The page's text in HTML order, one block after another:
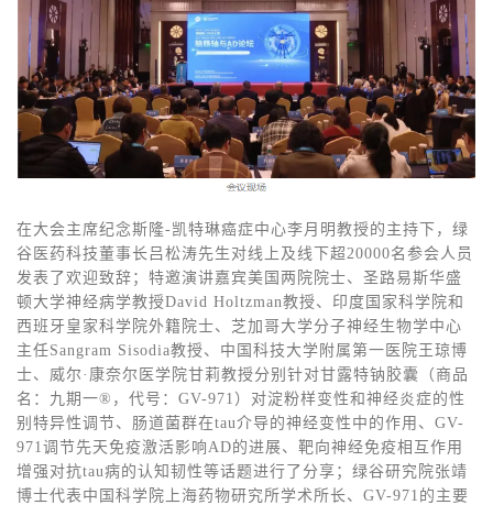
在大会主席纪念斯隆-凯特琳癌症中心李月明教授的主持下，绿
谷医药科技董事长吕松涛先生对线上及线下超20000名参会人员
发表了欢迎致辞；特邀演讲嘉宾美国两院院士、圣路易斯华盛
顿大学神经病学教授David Holtzman教授、印度国家科学院和
西班牙皇家科学院外籍院士、芝加哥大学分子神经生物学中心
主任Sangram Sisodia教授、中国科技大学附属第一医院王琼博
士、威尔·康奈尔医学院甘莉教授分别针对甘露特钠胶囊（商品
名：九期一®，代号：GV-971）对淀粉样变性和神经炎症的性
别特异性调节、肠道菌群在tau介导的神经变性中的作用、GV-
971调节先天免疫激活影响AD的进展、靶向神经免疫相互作用
增强对抗tau病的认知韧性等话题进行了分享；绿谷研究院张靖
博士代表中国科学院上海药物研究所学术所长、GV-971的主要